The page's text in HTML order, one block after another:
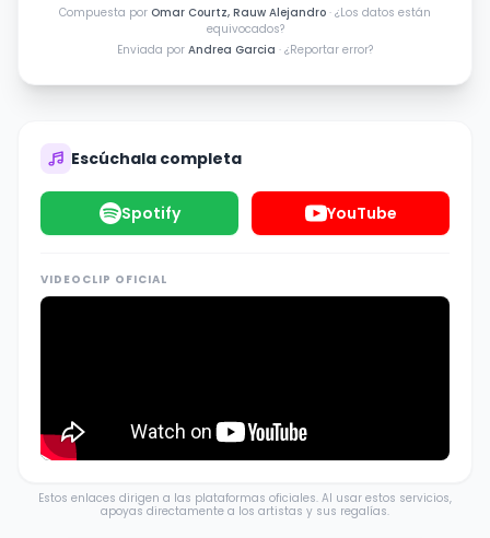
Compuesta por Omar Courtz, Rauw Alejandro · ¿Los datos están
equivocados?
Enviada por Andrea Garcia · ¿Reportar error?
Escúchala completa
Spotify YouTube
VIDEOCLIP OFICIAL
Estos enlaces dirigen a las plataformas oficiales. Al usar estos servicios,
apoyas directamente a los artistas y sus regalías.